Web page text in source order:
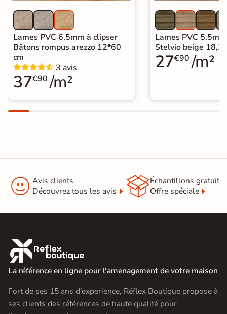
vous suffit de l'essuyer de temps à
autre avec une serpillière humide et
des produits de nettoyage standard.
Origine
Sous-couche
intégrée
Format Simplifié
Lames PVC 6.5mm à clipser
Bâtons rompus arezzo 12*60
cm
3 avis
37€90 /m²
Lames PVC
Stelvio beige
27€90 /m²
 Avis clients
Découvrez tous les avis
Échantillons gratuit
Offre spéciale

La référence en ligne pour l'amenagement de votre maison
Fort de ses 15 ans d’experience, Réflex Boutique propose à
ses clients des références de haute qualité pour